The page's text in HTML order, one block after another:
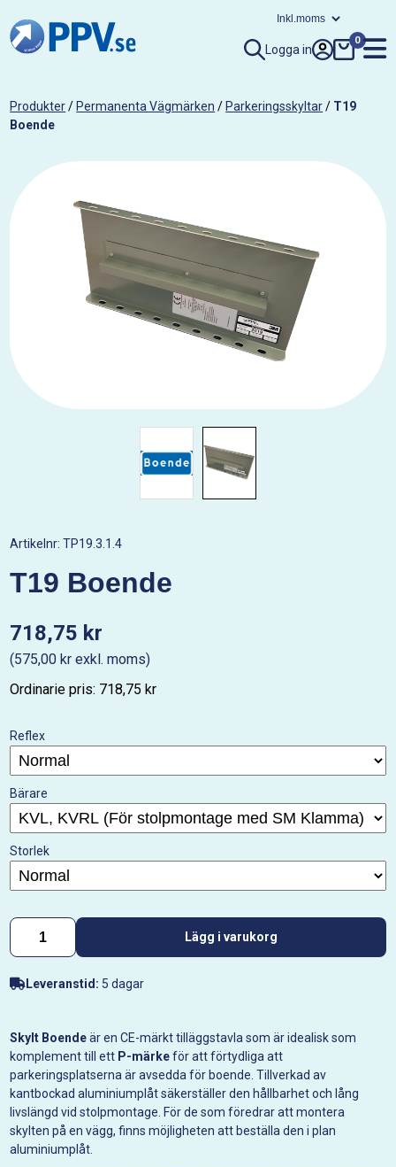
Logga in
0
Produkter/ Permanenta Vägmärken / Parkeringsskyltar/ T19
Boende
Artikelnr:TP19.3.1.4
T19 Boende
718,75 kr
(575,00 kr exkl. moms)
Ordinarie pris: 718,75 kr
Reflex
Bärare
Storlek
Lägg i varukorg
Leveranstid: 5 dagar
Skylt Boendeär en CE-märkt tilläggstavla som är idealisk som
komplement till ett P-märkeför att förtydliga att
parkeringsplatserna är avsedda för boende. Tillverkad av
kantbockad aluminiumplåt säkerställer den hållbarhet och lång
livslängd vid stolpmontage. För de som föredrar att montera
skylten på en vägg, finns möjligheten att beställa den i plan
aluminiumplåt.